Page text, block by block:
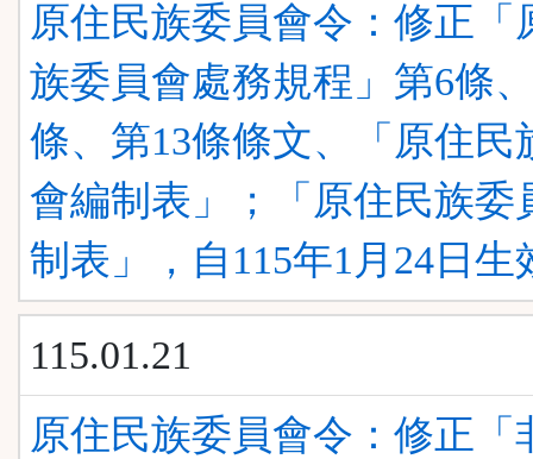
原住民族委員會令：修正「
族委員會處務規程」第6條
條、第13條條文、「原住民
會編制表」；「原住民族委
制表」，自115年1月24日生
115.01.21
原住民族委員會令：修正「